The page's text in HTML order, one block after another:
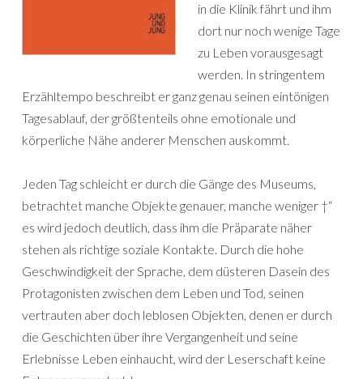
in die Klinik fährt und ihm
dort nur noch wenige Tage
zu Leben vorausgesagt
werden. In stringentem
Erzähltempo beschreibt er ganz genau seinen eintönigen
Tagesablauf, der größtenteils ohne emotionale und
körperliche Nähe anderer Menschen auskommt.
Jeden Tag schleicht er durch die Gänge des Museums,
betrachtet manche Objekte genauer, manche weniger †“
es wird jedoch deutlich, dass ihm die Präparate näher
stehen als richtige soziale Kontakte. Durch die hohe
Geschwindigkeit der Sprache, dem düsteren Dasein des
Protagonisten zwischen dem Leben und Tod, seinen
vertrauten aber doch leblosen Objekten, denen er durch
die Geschichten über ihre Vergangenheit und seine
Erlebnisse Leben einhaucht, wird der Leserschaft keine